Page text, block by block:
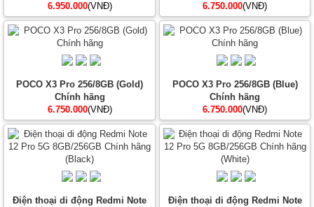
6.950.000(VNĐ)
6.750.000(VNĐ)
POCO X3 Pro 256/8GB (Gold)
Chính hãng
6.750.000(VNĐ)
POCO X3 Pro 256/8GB (Blue)
Chính hãng
6.750.000(VNĐ)
Điện thoại di động Redmi Note
Điện thoại di động Redmi Note